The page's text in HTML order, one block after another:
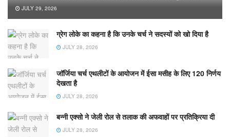
JULY 29, 2026
ग्रेग लोके का कहना है कि उनके चर्च ने सदस्यों को खो दिया है
JULY 28, 2026
जॉर्जिया चर्च एथलीटों के आयोजन में ईसा मसीह के लिए 120 निर्णय
देखता है
JULY 28, 2026
बन्नी एक्सो ने जेली रोल से तलाक की अफवाहों पर प्रतिक्रिया दी
JULY 28, 2026